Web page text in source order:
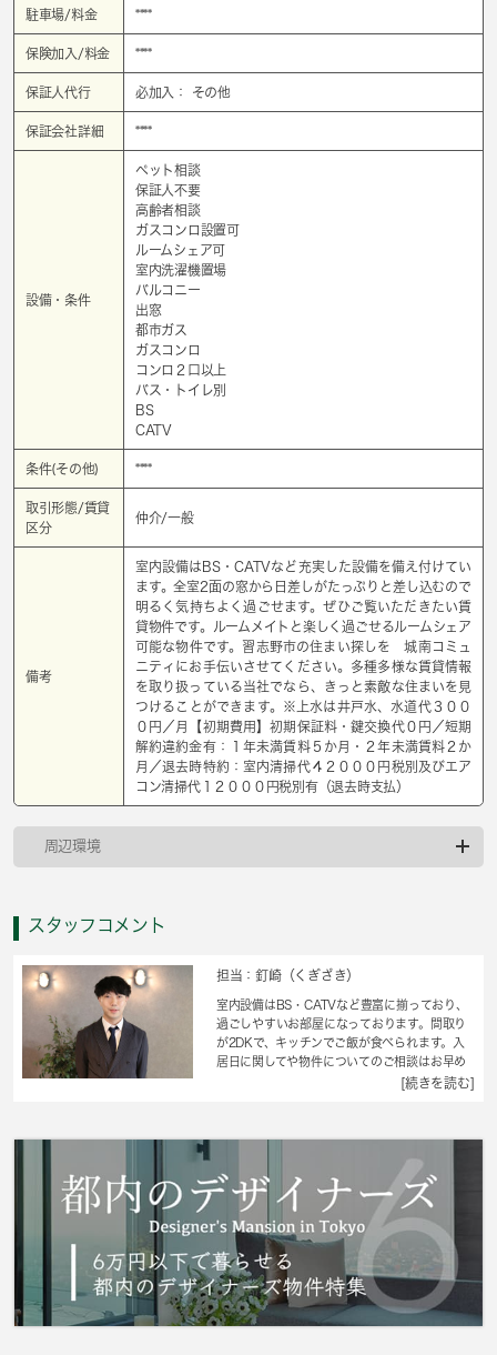
駐車場/料金 ****
保険加入/料金 ****
保証人代行 必加入： その他
保証会社詳細 ****
設備・条件
ペット相談
保証人不要
高齢者相談
ガスコンロ設置可
ルームシェア可
室内洗濯機置場
バルコニー
出窓
都市ガス
ガスコンロ
コンロ２口以上
バス・トイレ別
BS
CATV
条件(その他) ****
取引形態/賃貸
区分
仲介/一般
備考
室内設備はBS・CATVなど充実した設備を備え付けてい
ます。全室2面の窓から日差しがたっぷりと差し込むので
明るく気持ちよく過ごせます。ぜひご覧いただきたい賃
貸物件です。ルームメイトと楽しく過ごせるルームシェア
可能な物件です。習志野市の住まい探しを 城南コミュ
ニティにお手伝いさせてください。多種多様な賃貸情報
を取り扱っている当社でなら、きっと素敵な住まいを見
つけることができます。※上水は井戸水、水道代３００
０円／月【初期費用】初期保証料・鍵交換代０円／短期
解約違約金有：１年未満賃料５か月・２年未満賃料２か
月／退去時特約：室内清掃代４２０００円税別及びエア
コン清掃代１２０００円税別有（退去時支払）
周辺環境
スタッフコメント
担当：釘崎（くぎざき）
室内設備はBS・CATVなど豊富に揃っており、
過ごしやすいお部屋になっております。間取り
が2DKで、キッチンでご飯が食べられます。入
居日に関してや物件についてのご相談はお早め
にお願いします。2面に窓が配置されているため
ロゼットが設置されています。帰る場所に魅力
まいは誰にとっても重要な役割を果たしてくれ
るものです。ご希望の住まいを共に見つけまし
ょう。
[続きを読む]